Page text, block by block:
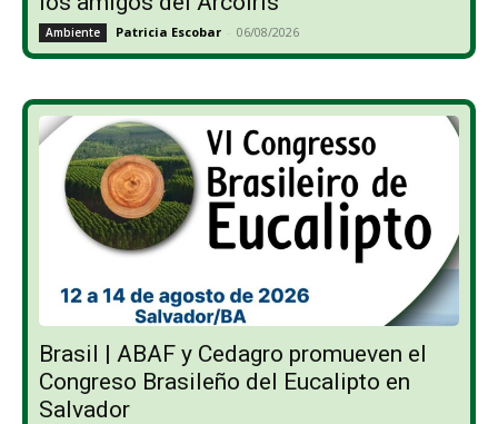
Ambiente Patricia Escobar - 06/08/2026
Brasil | ABAF y Cedagro promueven el
Congreso Brasileño del Eucalipto en
Salvador